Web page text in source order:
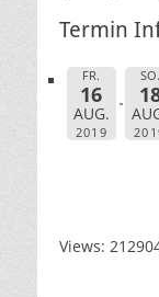
Termin
FR.
16
AUG.
2019
SO.
Views: